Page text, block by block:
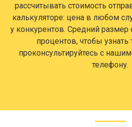
рассчитывать стоимость
калькуляторе: цена в любом
у конкурентов. Средний размер
процентов, чтобы
проконсультируйтесь с
телефону.